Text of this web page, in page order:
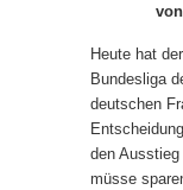
Heute hat
Bundesliga
deutschen
den
müsse